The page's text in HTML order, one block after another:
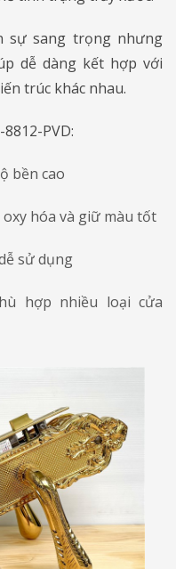
sự sang trọng nhưng
dễ dàng kết hợp với
trúc khác nhau.
PVD:
bền cao
hóa và giữ màu tốt
sử dụng
hợp nhiều loại cửa